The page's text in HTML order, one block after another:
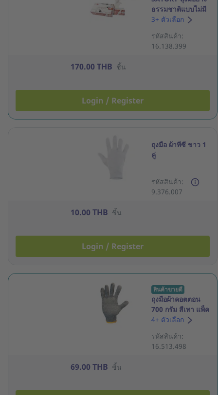
ธรรมชาติแบบไม่มี
แป้ง 5 กรัม M สี
3+ ตัวเลือก
รหัสสินค้า:
16.138.399
170.00 THB ชิ้น
Login / Register
ถุงมือ ผ้าทีซี ขาว 1
คู่
รหัสสินค้า:
9.376.007
10.00 THB ชิ้น
Login / Register
สินค้าขายดี
ถุงมือผ้าคอตตอน
700 กรัม สีเทา แพ็ค
12 คู่
4+ ตัวเลือก
รหัสสินค้า:
16.513.498
69.00 THB ชิ้น